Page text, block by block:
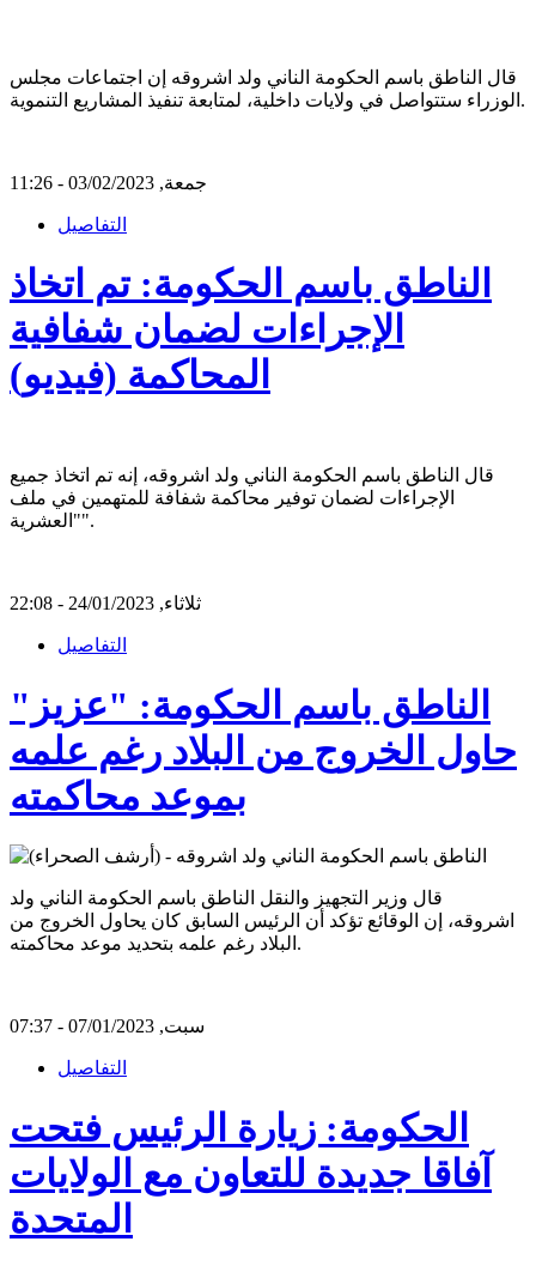
قال الناطق باسم الحكومة الناني ولد اشروقه إن اجتماعات مجلس
الوزراء ستتواصل في ولايات داخلية، لمتابعة تنفيذ المشاريع التنموية.
جمعة, 03/02/2023 - 11:26
التفاصيل
الناطق باسم الحكومة: تم اتخاذ
الإجراءات لضمان شفافية
المحاكمة (فيديو)
قال الناطق باسم الحكومة الناني ولد اشروقه، إنه تم اتخاذ جميع
الإجراءات لضمان توفير محاكمة شفافة للمتهمين في ملف
"العشرية".
ثلاثاء, 24/01/2023 - 22:08
التفاصيل
الناطق باسم الحكومة: "عزيز"
حاول الخروج من البلاد رغم علمه
بموعد محاكمته
قال وزير التجهيز والنقل الناطق باسم الحكومة الناني ولد
اشروقه، إن الوقائع تؤكد أن الرئيس السابق كان يحاول الخروج من
البلاد رغم علمه بتحديد موعد محاكمته.
سبت, 07/01/2023 - 07:37
التفاصيل
الحكومة: زيارة الرئيس فتحت
آفاقا جديدة للتعاون مع الولايات
المتحدة